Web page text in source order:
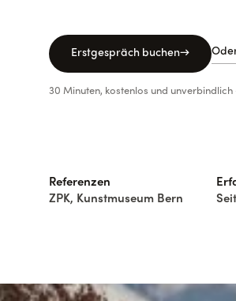
Erstgespräch buchen→
30 Minuten, kostenlos und
Referenzen
ZPK, Kunstmuseum Bern